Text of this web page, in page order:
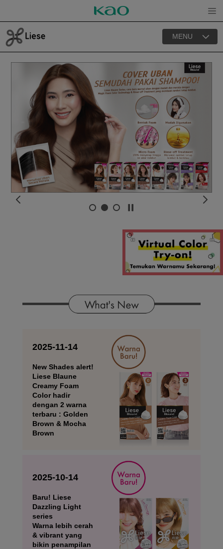
Open
MENU
2025-11-14
New Shades alert!
Liese Blaune
Creamy Foam
Color hadir
dengan 2 warna
terbaru : Golden
Brown & Mocha
Brown
2025-10-14
Baru! Liese
Dazzling Light
series
Warna lebih cerah
& vibrant yang
bikin penampilan